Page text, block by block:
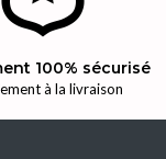
100% sécurisé
à la livraison